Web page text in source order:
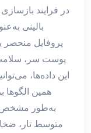
در فرایند
بالینی
پروفایل
پوست سر،
این داده‌ها،
همین الگوها
به‌طور
متوسط تار،